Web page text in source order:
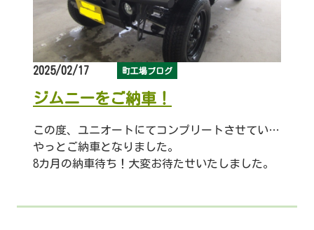
2025/02/17 町工場ブログ
ジムニーをご納車！
この度、ユニオートにてコンプリートさせていただいたジムニーが、
やっとご納車となりました。
8カ月の納車待ち！大変お待たせいたしました。